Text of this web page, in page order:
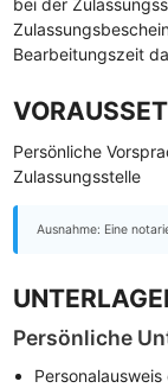
bei der
Bearbeitungszeit
Persönliche
Zulassungsstelle
Ausnahme: Eine
Persönliche